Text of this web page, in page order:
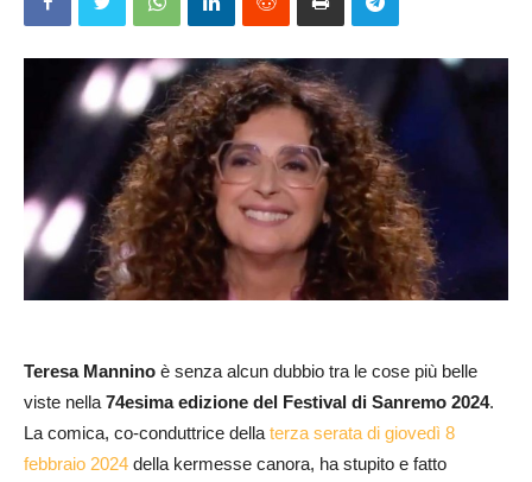
Teresa Mannino è senza alcun dubbio tra le cose più belle
viste nella 74esima edizione del Festival di Sanremo 2024.
La comica, co-conduttrice della terza serata di giovedì 8
febbraio 2024 della kermesse canora, ha stupito e fatto